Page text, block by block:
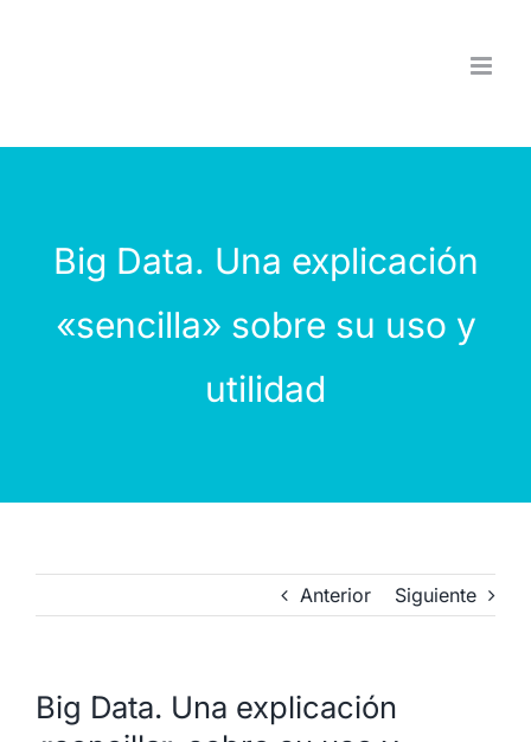
Big Data. Una explicación
«sencilla» sobre su uso y
utilidad
Anterior Siguiente
Big Data. Una explicación